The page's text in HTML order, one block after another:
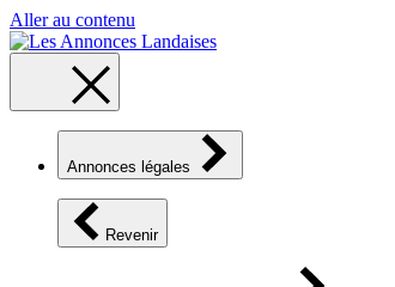
Aller au contenu
Annonces légales
Revenir